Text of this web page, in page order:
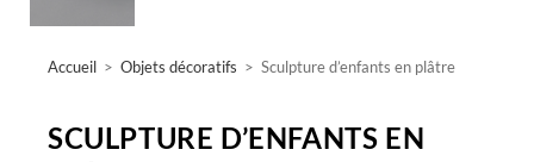
Accueil > Objets décoratifs > Sculpture d’enfants en plâtre
SCULPTURE D’ENFANTS EN